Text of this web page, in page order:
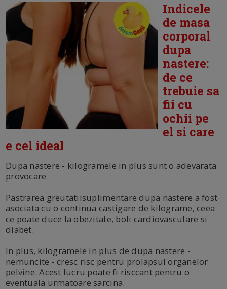
Indicele
de masa
corporal
dupa
nastere:
de ce
trebuie sa
fii cu
ochii pe
el si care
e cel ideal
Dupa nastere - kilogramele in plus sunt o adevarata
provocare
Pastrarea greutatiisuplimentare dupa nastere a fost
asociata cu o continua castigare de kilograme, ceea
ce poate duce la obezitate, boli cardiovasculare si
diabet.
In plus, kilogramele in plus de dupa nastere -
nemuncite - cresc risc pentru prolapsul organelor
pelvine. Acest lucru poate fi risccant pentru o
eventuala urmatoare sarcina.